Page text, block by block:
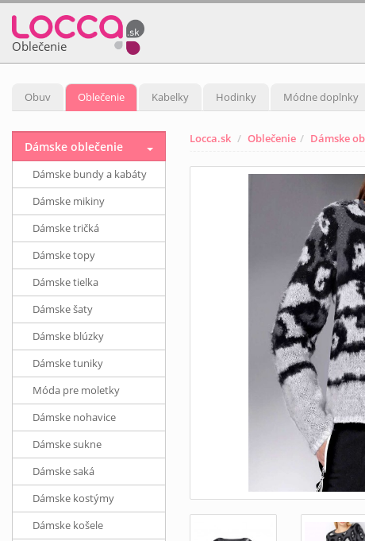
Oblečenie
Obuv Oblečenie Kabelky Hodinky Módne doplnky
Locca.sk Oblečenie Dámske
Dámske oblečenie
Dámske bundy a kabáty
Dámske mikiny
Dámske tričká
Dámske topy
Dámske tielka
Dámske šaty
Dámske blúzky
Dámske tuniky
Móda pre moletky
Dámske nohavice
Dámske sukne
Dámske saká
Dámske kostýmy
Dámske košele